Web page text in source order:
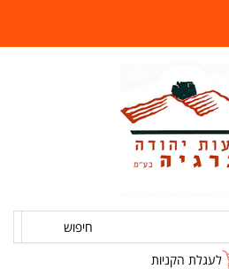
חיפוש
לעגלת הקניות